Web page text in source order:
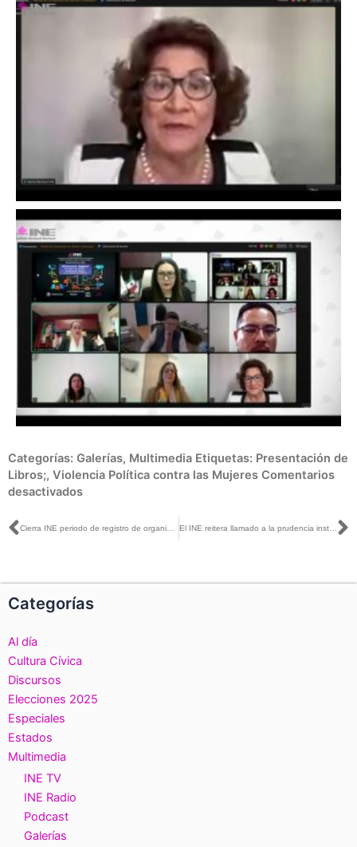
Categorías: Galerías, Multimedia Etiquetas: Presentación de
Libros;, Violencia Política contra las Mujeres Comentarios
desactivados
en
Presentación
del
«Violencia
género.
impacto
Ant Cierra INE periodo de registro de organizaciones ciudadanas interesadas en constituirse como partido político nacional El INE reitera llamado a la prudencia institucional ante la iniciativa de Reforma Electoral
Categorías
Al día
Cultura Cívica
Discursos
Elecciones 2025
Especiales
Estados
Multimedia
INE TV
INE Radio
Podcast
Galerías